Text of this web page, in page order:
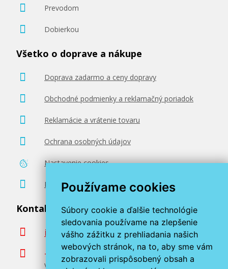
Používame cookies
Súbory cookie a ďalšie technológie
sledovania používame na zlepšenie
vášho zážitku z prehliadania našich
webových stránok, na to, aby sme vám
zobrazovali prispôsobený obsah a
Prevodom
Dobierkou
Všetko o doprave a nákupe
Doprava zadarmo a ceny dopravy
Obchodné podmienky a reklamačný poriadok
Reklamácie a vrátenie tovaru
Ochrana osobných údajov
Nastavenie cookies
Poradenstvo zadarmo
Kontaktujte nás
info@miroluk.sk
+420 377 222 313
Volajte v pracovné dni od 8. do 17. hod.